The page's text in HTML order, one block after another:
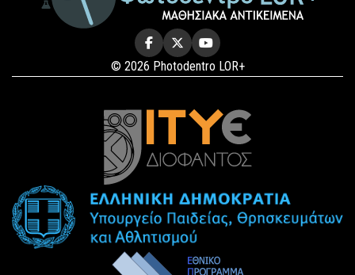
© 2026 Photodentro LOR+